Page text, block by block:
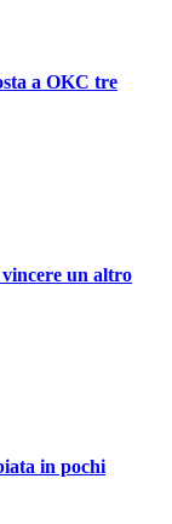
a OKC tre
un altro
in pochi